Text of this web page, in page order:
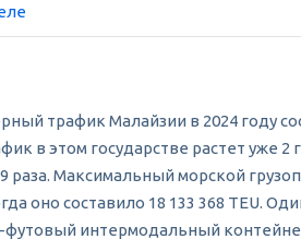
трафик Малайзии в 2024 году
в этом государстве растет уже
раза. Максимальный морской
оно составило 18 133 368 TEU.
футовый интермодальный